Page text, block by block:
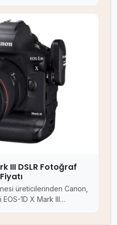
III DSLR Fotoğraf
üreticilerinden Canon,
1D X Mark III…